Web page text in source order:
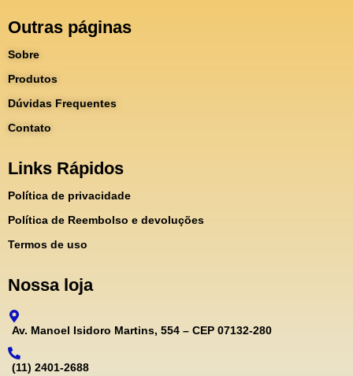
Outras páginas
Sobre
Produtos
Dúvidas Frequentes
Contato
Links Rápidos
Política de privacidade
Política de Reembolso e devoluções
Termos de uso
Nossa loja
Av. Manoel Isidoro Martins, 554 – CEP 07132-280
(11) 2401-2688